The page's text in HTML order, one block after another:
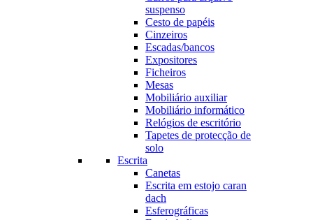
suspenso
Cesto de papéis
Cinzeiros
Escadas/bancos
Expositores
Ficheiros
Mesas
Mobiliário auxiliar
Mobiliário informático
Relógios de escritório
Tapetes de protecção de
solo
Escrita
Canetas
Escrita em estojo caran
dach
Esferográficas